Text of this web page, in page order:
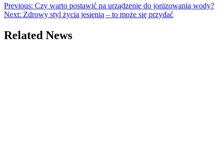
Previous: Czy warto postawić na urządzenie do jonizowania wody?
Next: Zdrowy styl życia jesienią – to może się przydać
Related News